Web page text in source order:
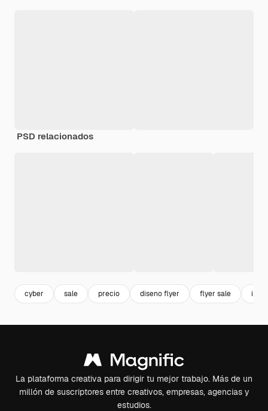
PSD relacionados
cyber sale precio diseno flyer flyer sale
La plataforma creativa para dirigir tu mejor trabajo. Más de un
millón de suscriptores entre creativos, empresas, agencias y
estudios.